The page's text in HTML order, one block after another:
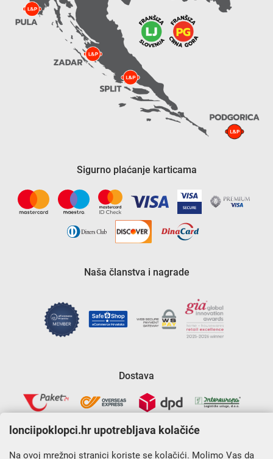
Sigurno plaćanje karticama
Naša članstva i nagrade
Dostava
lonciipoklopci.hr upotrebljava kolačiće
Na ovoj mrežnoj stranici koriste se kolačići. Molimo Vas da